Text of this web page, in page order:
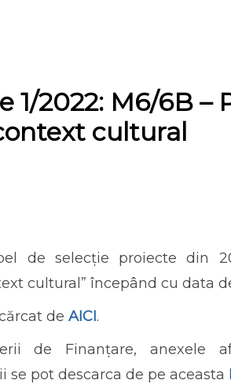
1/2022: M6/6B –
cultural
de selecție proiecte din
cultural” începând cu data
de AICI.
de Finanțare, anexele
pot descarca de pe aceasta